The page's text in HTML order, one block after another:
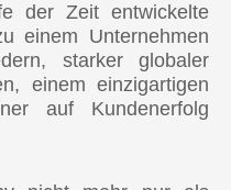
der Zeit entwickelte
einem Unternehmen
starker globaler
einem einzigartigen
auf Kundenerfolg